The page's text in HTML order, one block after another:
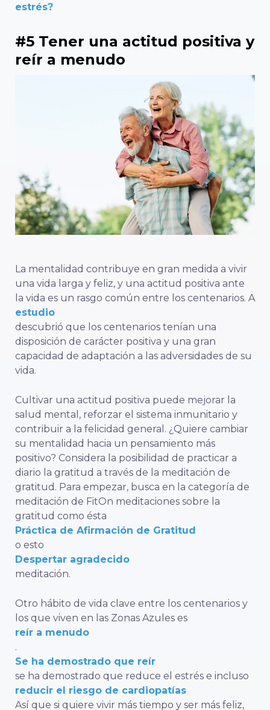
estrés?
#5 Tener una actitud positiva y
reír a menudo
La mentalidad contribuye en gran medida a vivir
una vida larga y feliz, y una actitud positiva ante
la vida es un rasgo común entre los centenarios. A
estudio
descubrió que los centenarios tenían una
disposición de carácter positiva y una gran
capacidad de adaptación a las adversidades de su
vida.
Cultivar una actitud positiva puede mejorar la
salud mental, reforzar el sistema inmunitario y
contribuir a la felicidad general. ¿Quiere cambiar
su mentalidad hacia un pensamiento más
positivo? Considera la posibilidad de practicar a
diario la gratitud a través de la meditación de
gratitud. Para empezar, busca en la categoría de
meditación de FitOn meditaciones sobre la
gratitud como ésta
Práctica de Afirmación de Gratitud
o esto
Despertar agradecido
meditación.
Otro hábito de vida clave entre los centenarios y
los que viven en las Zonas Azules es
reír a menudo
.
Se ha demostrado que reír
se ha demostrado que reduce el estrés e incluso
reducir el riesgo de cardiopatías
Así que si quiere vivir más tiempo y ser más feliz,